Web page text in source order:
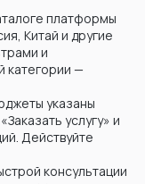
платформы
Китай и другие
и
категории —
указаны
услугу» и
Действуйте
консультации